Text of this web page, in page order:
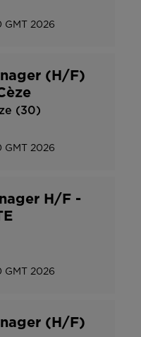
2026
(H/F)
(30)
2026
H/F -
2026
(H/F)